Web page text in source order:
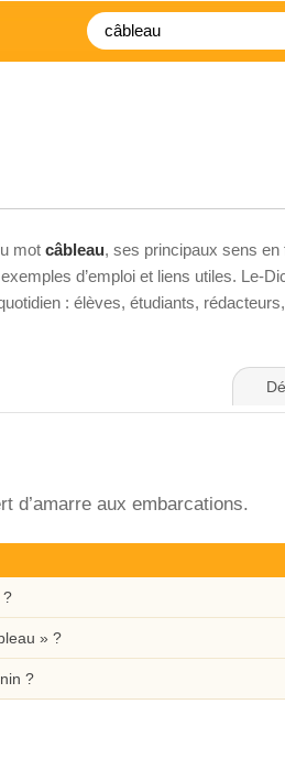
mot câbleau, ses principaux sens
d’emploi et liens utiles. Le-
: élèves, étudiants,
d’amarre aux embarcations.
?
» ?
?